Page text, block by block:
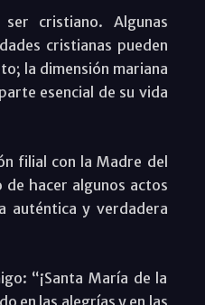
cristiano. Algunas
cristianas pueden
la dimensión mariana
esencial de su vida
filial con la Madre del
de hacer algunos actos
auténtica y verdadera
“¡Santa María de la